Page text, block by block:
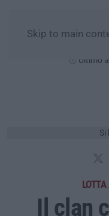
Skip to main
Ultimo
Si
Il clan